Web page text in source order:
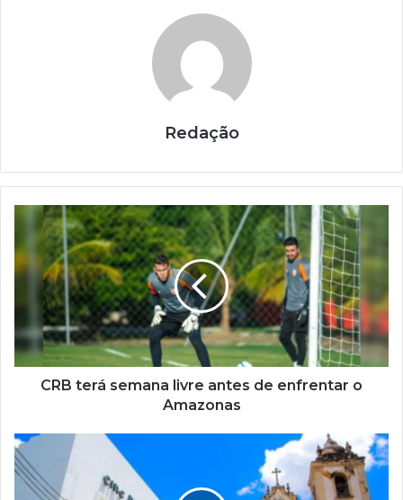
Redação
CRB terá semana livre antes de enfrentar o
Amazonas